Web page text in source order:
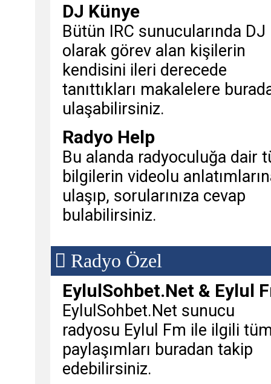
DJ Künye
Bütün IRC sunucularında DJ
olarak görev alan kişilerin
kendisini ileri derecede
tanıttıkları makalelere
ulaşabilirsiniz.
Radyo Help
Bu alanda radyoculuğa dair
bilgilerin videolu
ulaşıp, sorularınıza cevap
bulabilirsiniz.
Radyo Özel
EylulSohbet.Net & Eylul
EylulSohbet.Net sunucu
radyosu Eylul Fm ile ilgili
paylaşımları buradan takip
edebilirsiniz.